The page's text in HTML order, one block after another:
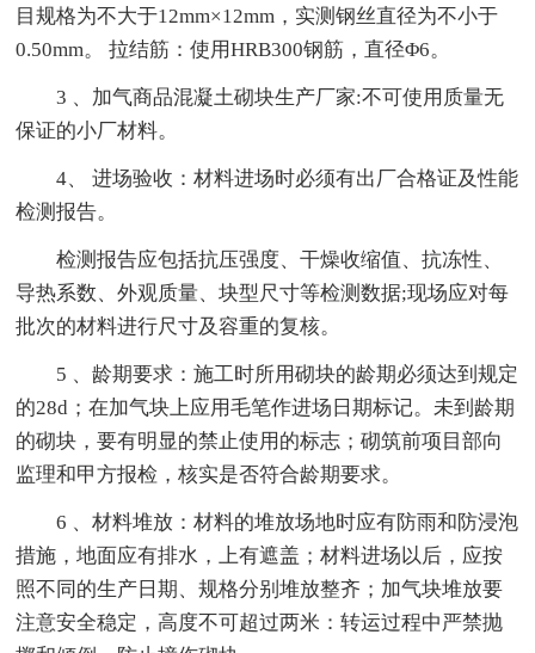
目规格为不大于12mm×12mm，实测钢丝直径为不小于
0.50mm。 拉结筋：使用HRB300钢筋，直径Φ6。
3 、加气商品混凝土砌块生产厂家:不可使用质量无
保证的小厂材料。
4、 进场验收：材料进场时必须有出厂合格证及性能
检测报告。
检测报告应包括抗压强度、干燥收缩值、抗冻性、
导热系数、外观质量、块型尺寸等检测数据;现场应对每
批次的材料进行尺寸及容重的复核。
5 、龄期要求：施工时所用砌块的龄期必须达到规定
的28d；在加气块上应用毛笔作进场日期标记。未到龄期
的砌块，要有明显的禁止使用的标志；砌筑前项目部向
监理和甲方报检，核实是否符合龄期要求。
6 、材料堆放：材料的堆放场地时应有防雨和防浸泡
措施，地面应有排水，上有遮盖；材料进场以后，应按
照不同的生产日期、规格分别堆放整齐；加气块堆放要
注意安全稳定，高度不可超过两米：转运过程中严禁抛